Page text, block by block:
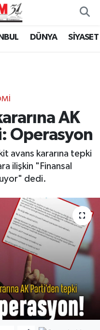
DÜNYA SİYASET
AK
Operasyon
avans kararına tepki
ilişkin "Finansal
dedi.